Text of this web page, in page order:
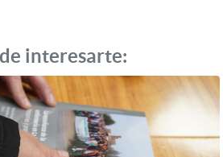
interesarte: